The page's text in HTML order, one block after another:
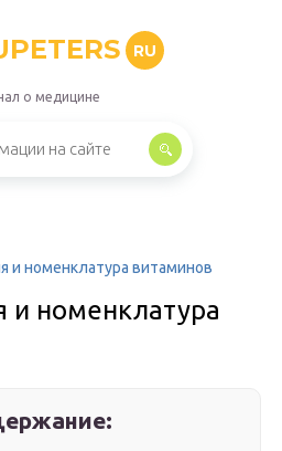
RU
о медицине
и номенклатура витаминов
и номенклатура